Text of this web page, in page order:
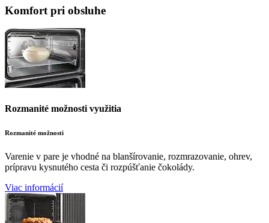
Komfort pri obsluhe
Rozmanité možnosti využitia
Rozmanité možnosti
Varenie v pare je vhodné na blanšírovanie, rozmrazovanie, ohrev,
prípravu kysnutého cesta či rozpúšťanie čokolády.
Viac informácií